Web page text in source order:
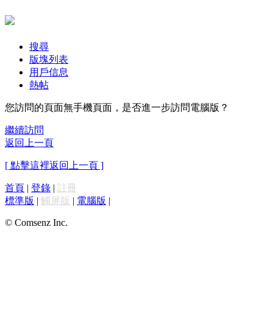
搜尋
版塊列表
用戶信息
熱帖
您訪問的頁面無手機頁面，是否進一步訪問電腦版？
繼續訪問
返回上一頁
[ 點擊這裡返回上一頁 ]
首頁 | 登錄 | 註冊
標準版 | 觸屏版 | 電腦版 |
© Comsenz Inc.